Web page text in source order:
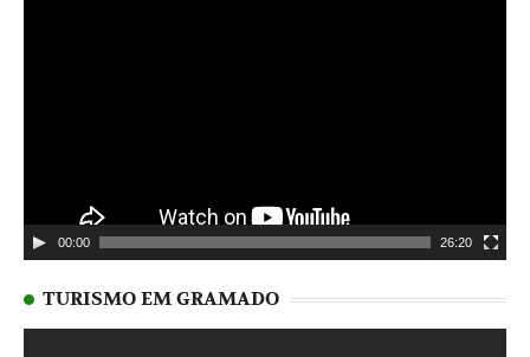
00:00 26:20
TURISMO EM GRAMADO